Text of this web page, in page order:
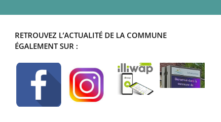
RETROUVEZ L’ACTUALITÉ DE LA COMMUNE
ÉGALEMENT SUR :